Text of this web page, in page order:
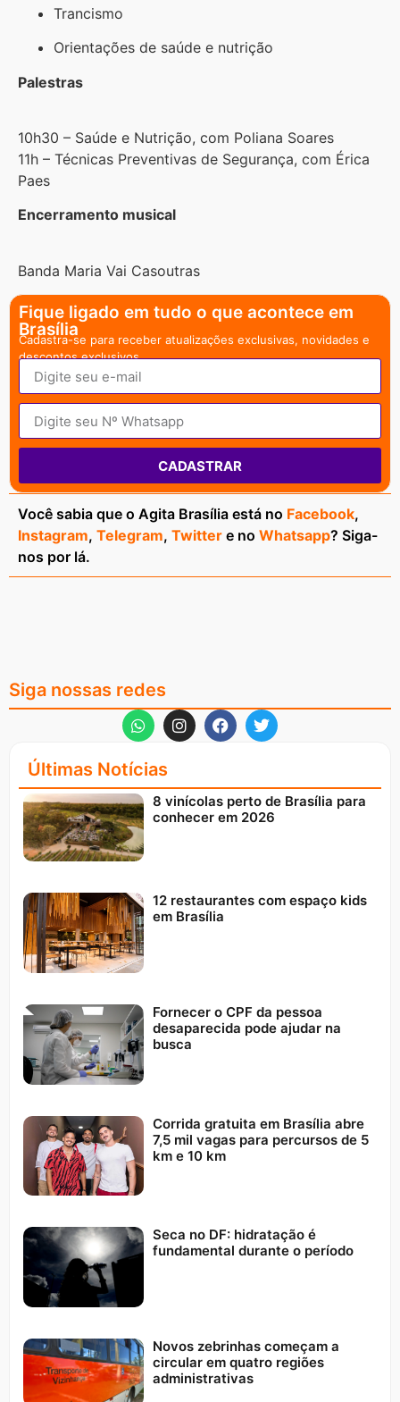
Trancismo
Orientações de saúde e nutrição
Palestras
10h30 – Saúde e Nutrição, com Poliana Soares
11h – Técnicas Preventivas de Segurança, com Érica
Paes
Encerramento musical
Banda Maria Vai Casoutras
Fique ligado em tudo o que acontece em
Brasília
Cadastra-se para receber atualizações exclusivas, novidades e
descontos exclusivos.
CADASTRAR
Você sabia que o Agita Brasília está no Facebook,
Instagram, Telegram, Twitter e no Whatsapp? Siga-
nos por lá.
Siga nossas redes
Últimas Notícias
8 vinícolas perto de Brasília para
conhecer em 2026
12 restaurantes com espaço kids
em Brasília
Fornecer o CPF da pessoa
desaparecida pode ajudar na
busca
Corrida gratuita em Brasília abre
7,5 mil vagas para percursos de 5
km e 10 km
Seca no DF: hidratação é
fundamental durante o período
Novos zebrinhas começam a
circular em quatro regiões
administrativas